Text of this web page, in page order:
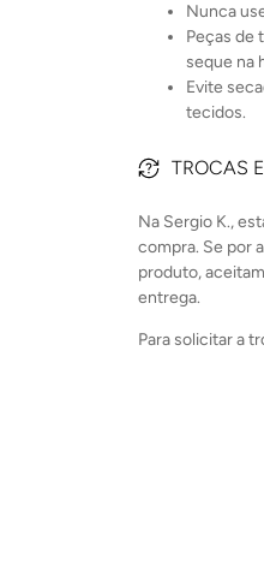
Nunca
Peças de
seque na
Evite
tecidos.
TROCAS
Na Sergio K.,
compra. Se por
produto,
entrega.
Para solicitar a